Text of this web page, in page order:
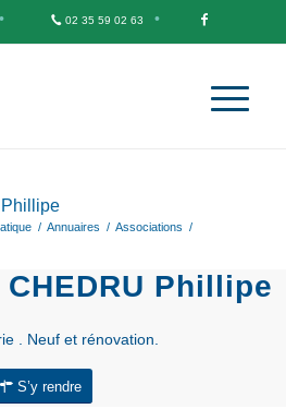
02 35 59 02 63
/ Annuaires / Associations /
Phillipe
. Neuf et rénovation.
S’y rendre